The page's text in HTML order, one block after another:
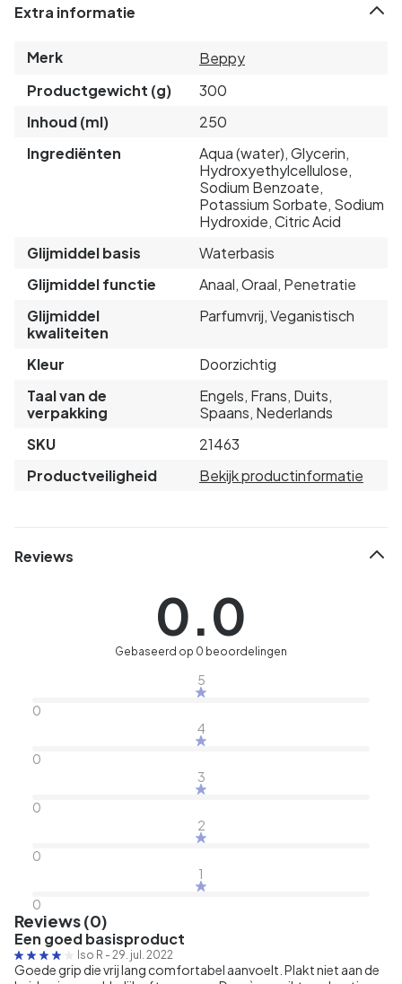
Extra informatie
Merk
Beppy
Productgewicht (g)
300
Inhoud (ml)
250
Ingrediënten
Aqua (water), Glycerin,
Hydroxyethylcellulose,
Sodium Benzoate,
Potassium Sorbate, Sodium
Hydroxide, Citric Acid
Glijmiddel basis
Waterbasis
Glijmiddel functie
Anaal, Oraal, Penetratie
Glijmiddel
kwaliteiten
Parfumvrij, Veganistisch
Kleur
Doorzichtig
Taal van de
verpakking
Engels, Frans, Duits,
Spaans, Nederlands
SKU
21463
Productveiligheid
Bekijk productinformatie
Reviews
0.0
Gebaseerd op 0 beoordelingen
5
0
4
0
3
0
2
0
1
0
Reviews (0)
Een goed basisproduct
Iso R - 29. jul. 2022
Goede grip die vrij lang comfortabel aanvoelt. Plakt niet aan de